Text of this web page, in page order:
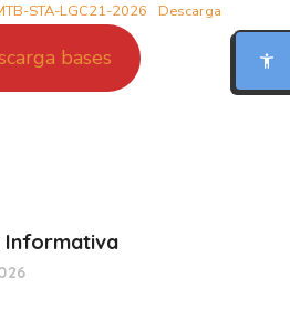
STA-LGC21-2026 Descarga
bases
Informativa
LECTURA PARA DISLEXIA